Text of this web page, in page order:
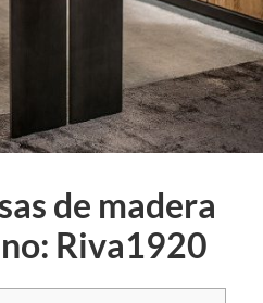
de madera
Riva1920